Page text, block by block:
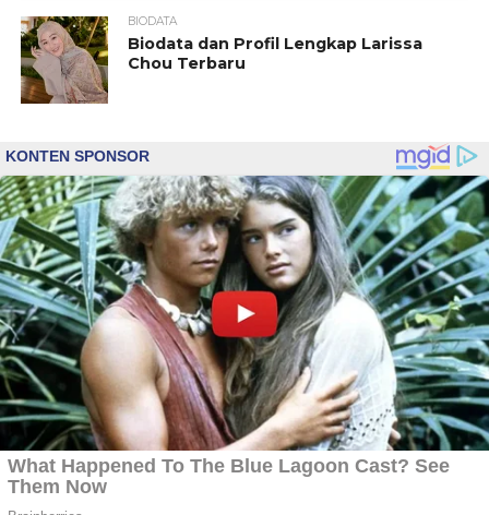
BIODATA
Biodata dan Profil Lengkap Larissa
Chou Terbaru